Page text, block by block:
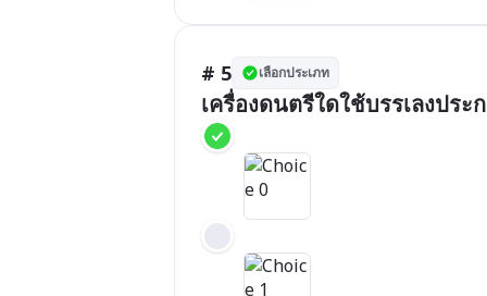
# 5 เลือกประเภท
เครื่องดนตรีใดใช้บรรเลงประ